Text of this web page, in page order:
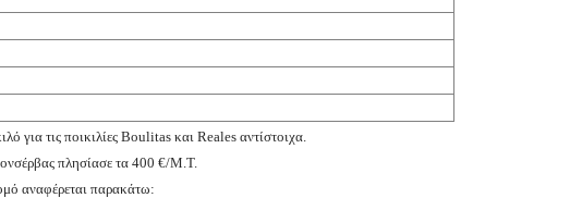
για τις ποικιλίες Boulitas και Reales αντίστοιχα.
πλησίασε τα 400 €/Μ.Τ.
αναφέρεται παρακάτω: